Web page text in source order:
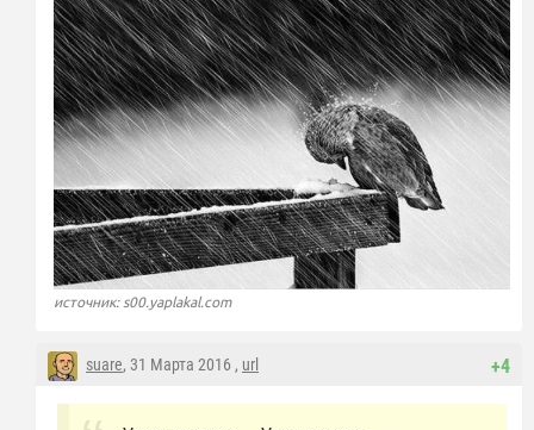
источник: s00.yaplakal.com
+4
suare, 31 Марта 2016 , url